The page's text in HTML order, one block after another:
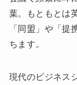
葉。もともとは
「同盟」や「
ちます。
現代のビジネス